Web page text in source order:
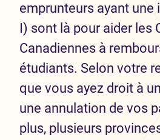
emprunteurs ayant une
I) sont là pour aider les
Canadiennes à
étudiants. Selon votre
que vous ayez droit à
une annulation de vos
plus, plusieurs